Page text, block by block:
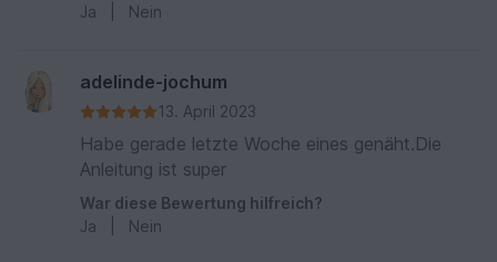
Ja
Nein
adelinde-jochum
13. April 2023
Habe gerade letzte Woche eines genäht.Die
Anleitung ist super
War diese Bewertung hilfreich?
Ja
Nein